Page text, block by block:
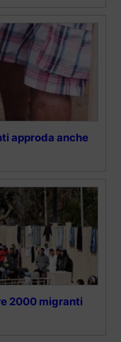
approda anche
2000 migranti